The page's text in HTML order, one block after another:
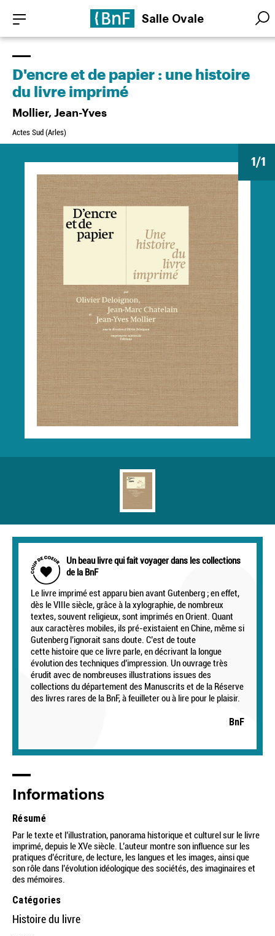
contenu
principal
Salle Ovale
1/1
D'encre et de papier : une histoire
du livre imprimé
Mollier, Jean-Yves
Actes Sud (Arles)
Un beau livre qui fait voyager dans les collections
de la BnF
Le livre imprimé est apparu bien avant Gutenberg ; en effet,
dès le VIIIe siècle, grâce à la xylographie, de nombreux
textes, souvent religieux, sont imprimés en Orient. Quant
aux caractères mobiles, ils pré-existaient en Chine, même si
Gutenberg l’ignorait sans doute. C’est de toute
cette histoire que ce livre parle, en décrivant la longue
évolution des techniques d’impression. Un ouvrage très
érudit avec de nombreuses illustrations issues des
collections du département des Manuscrits et de la Réserve
des livres rares de la BnF, à feuilleter ou à lire pour le plaisir.
BnF
Informations
Résumé
Par le texte et l’illustration, panorama historique et culturel sur le livre
imprimé, depuis le XVe siècle. L’auteur montre son influence sur les
pratiques d’écriture, de lecture, les langues et les images, ainsi que
son rôle dans l’évolution idéologique des sociétés, des imaginaires et
des mémoires.
Catégories
Histoire du livre
Panneau de gestion des cookies